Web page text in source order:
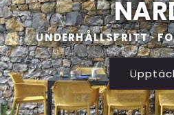
UNDERHÅLLSFRITT ·